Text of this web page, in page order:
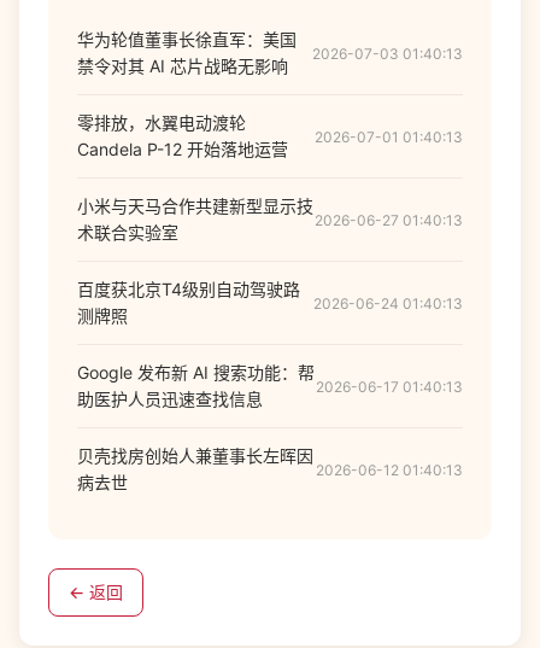
华为轮值董事长徐直军：美国
禁令对其 AI 芯片战略无影响
2026-07-03 01:40:13
零排放，水翼电动渡轮
Candela P-12 开始落地运营
2026-07-01 01:40:13
小米与天马合作共建新型显示技
术联合实验室
2026-06-27 01:40:13
百度获北京T4级别自动驾驶路
测牌照
2026-06-24 01:40:13
Google 发布新 AI 搜索功能：帮
助医护人员迅速查找信息
2026-06-17 01:40:13
贝壳找房创始人兼董事长左晖因
病去世
2026-06-12 01:40:13
← 返回